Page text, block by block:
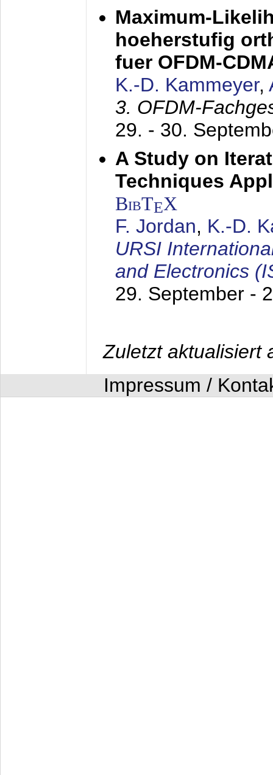
Maximum-
hoeherstufig
fuer OFDM-
K.-D. Kammeyer,
3. OFDM-
29. - 30.
A Study on
Techniques
BibTEX
F. Jordan, K.-D.
URSI
and Electronics
29. September -
Zuletzt aktualisiert
Impressum /